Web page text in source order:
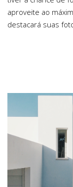
aproveite ao
destacará suas